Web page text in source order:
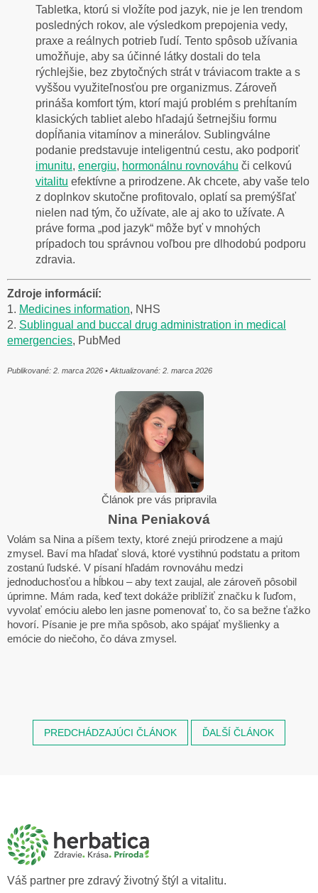
Tabletka, ktorú si vložíte pod jazyk, nie je len trendom
posledných rokov, ale výsledkom prepojenia vedy,
praxe a reálnych potrieb ľudí. Tento spôsob užívania
umožňuje, aby sa účinné látky dostali do tela
rýchlejšie, bez zbytočných strát v tráviacom trakte a s
vyššou využiteľnosťou pre organizmus. Zároveň
prináša komfort tým, ktorí majú problém s prehĺtaním
klasických tabliet alebo hľadajú šetrnejšiu formu
dopĺňania vitamínov a minerálov. Sublingválne
podanie predstavuje inteligentnú cestu, ako podporiť
imunitu, energiu, hormonálnu rovnováhu či celkovú
vitalitu efektívne a prirodzene. Ak chcete, aby vaše telo
z doplnkov skutočne profitovalo, oplatí sa premýšľať
nielen nad tým, čo užívate, ale aj ako to užívate. A
práve forma „pod jazyk“ môže byť v mnohých
prípadoch tou správnou voľbou pre dlhodobú podporu
zdravia.
Zdroje informácií:
1. Medicines information, NHS
2. Sublingual and buccal drug administration in medical
emergencies, PubMed
Publikované: 2. marca 2026 • Aktualizované: 2. marca 2026
Článok pre vás pripravila
Nina Peniaková
Volám sa Nina a píšem texty, ktoré znejú prirodzene a majú
zmysel. Baví ma hľadať slová, ktoré vystihnú podstatu a pritom
zostanú ľudské. V písaní hľadám rovnováhu medzi
jednoduchosťou a hĺbkou – aby text zaujal, ale zároveň pôsobil
úprimne. Mám rada, keď text dokáže priblížiť značku k ľuďom,
vyvolať emóciu alebo len jasne pomenovať to, čo sa bežne ťažko
hovorí. Písanie je pre mňa spôsob, ako spájať myšlienky a
emócie do niečoho, čo dáva zmysel.
PREDCHÁDZAJÚCI ČLÁNOK ĎALŠÍ ČLÁNOK
Váš partner pre zdravý životný štýl a vitalitu.